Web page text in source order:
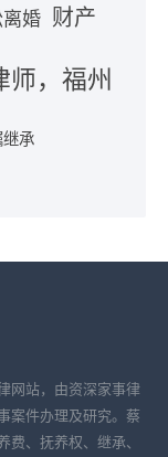
婚 财产
师，福州
继承
网站，由资深家事律
案件办理及研究。蔡
费、抚养权、继承、